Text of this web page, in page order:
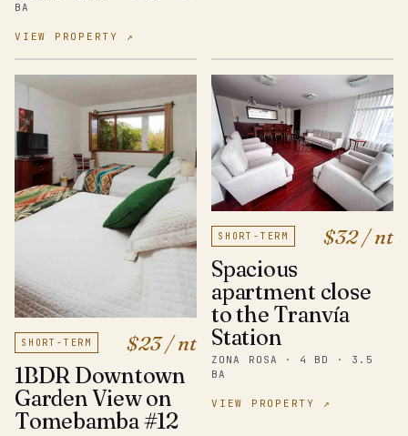
BA
VIEW PROPERTY ↗
SHORT-TERM $23 / nt
1BDR Downtown
Garden View on
Tomebamba #12
SHORT-TERM $32 / nt
Spacious
apartment close
to the Tranvía
Station
ZONA ROSA · 4 BD · 3.5
BA
VIEW PROPERTY ↗